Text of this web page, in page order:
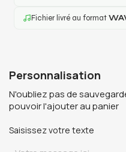
Personnalisation
N'oubliez pas de
pouvoir l'ajouter au panier
Saisissez votre texte